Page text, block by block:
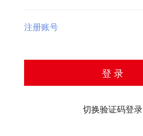
注册账号
登 录
切换验证码登录